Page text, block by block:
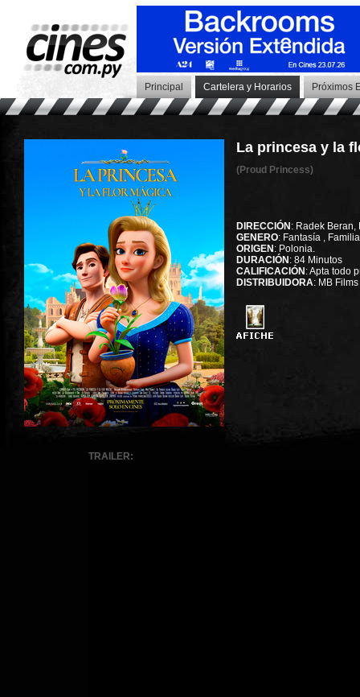
Principal Cartelera y Horarios Próximos
La princesa y la
(Proud Princess)
DIRECCIÓN : Radek Beran,
GENERO: Fantasía ,
ORIGEN : Polonia.
DURACIÓN : 84 Minutos
CALIFICACIÓN : Apta todo
DISTRIBUIDORA: MB Films
TRAILER: